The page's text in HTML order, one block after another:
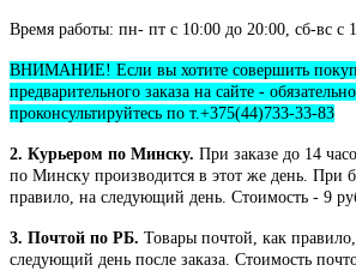
Время работы: пн- пт с 10:00 до 20:00, сб-вс с
ВНИМАНИЕ! Если вы хотите совершить
предварительного заказа на сайте -
проконсультируйтесь по т.+375(44)733-33-83
2. Курьером по Минску. При заказе до 14
по Минску производится в этот же день. При
правило, на следующий день. Стоимость - 9
3. Почтой по РБ. Товары почтой, как
следующий день после заказа. Стоимость